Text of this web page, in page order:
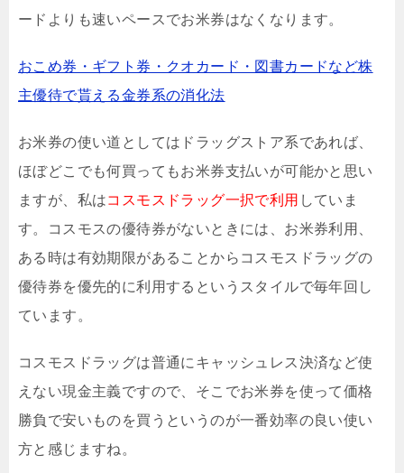
ードよりも速いペースでお米券はなくなります。
おこめ券・ギフト券・クオカード・図書カードなど株
主優待で貰える金券系の消化法
お米券の使い道としてはドラッグストア系であれば、
ほぼどこでも何買ってもお米券支払いが可能かと思い
ますが、私はコスモスドラッグ一択で利用 していま
す。コスモスの優待券がないときには、お米券利用、
ある時は有効期限があることからコスモスドラッグの
優待券を優先的に利用するというスタイルで毎年回し
ています。
コスモスドラッグは普通にキャッシュレス決済など使
えない現金主義ですので、そこでお米券を使って価格
勝負で安いものを買うというのが一番効率の良い使い
方と感じますね。